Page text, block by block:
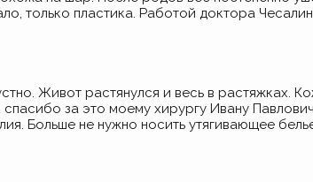
только пластика. Работой доктора
Живот растянулся и весь в растяжках.
за это моему хирургу Ивану
Больше не нужно носить утягивающее